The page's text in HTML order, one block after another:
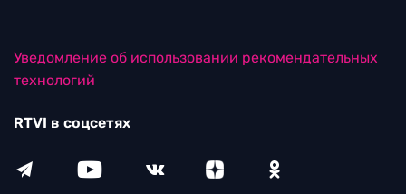
Уведомление об использовании рекомендательных
технологий
RTVI в соцсетях